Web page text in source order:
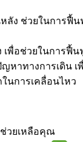
ลัง ช่วยในการฟื้น
เพื่อช่วยในการฟื้น
หาทางการเดิน
นการเคลื่อนไหว
ช่วยเหลือคุณ